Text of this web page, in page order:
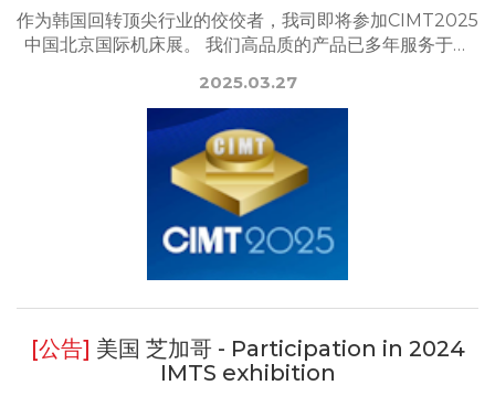
作为韩国回转顶尖行业的佼佼者，我司即将参加CIMT2025
中国北京国际机床展。 我们高品质的产品已多年服务于中
2025.03.27
美国 芝加哥 - Participation in 2024
IMTS exhibition